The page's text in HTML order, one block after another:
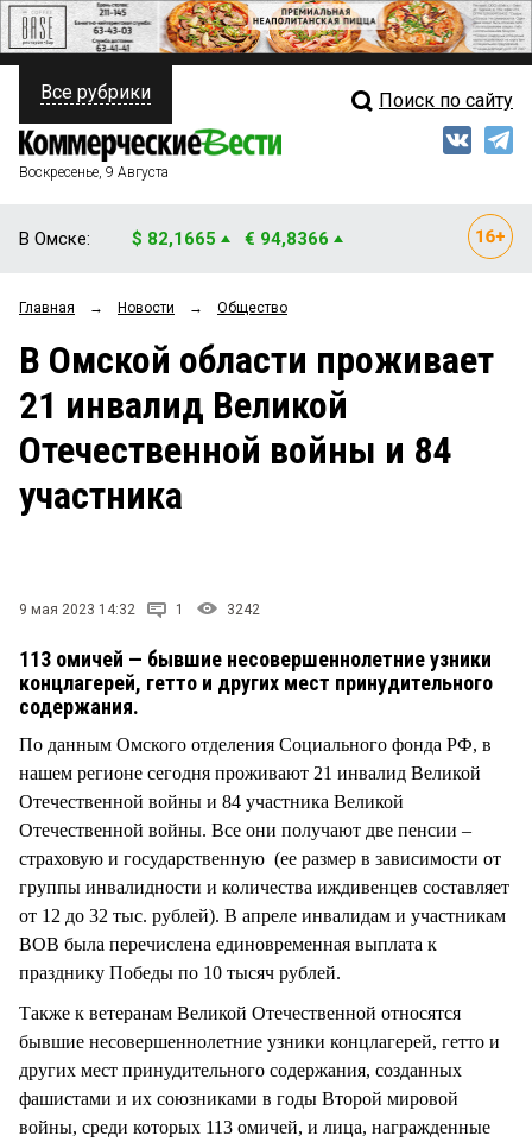
ПОЛИТИКА
ФИНАНСЫ
ОБЩЕСТВО
ЗАКОН
НОВОСТИ КОМПАНИЙ
Свежий выпуск
Рейтинги
Блоги
Архив
Все рубрики Поиск по сайту
Воскресенье, 9 Августа
В Омске: $ 82,1665 € 94,8366
Главная → Новости → Общество
В Омской области проживает
21 инвалид Великой
Отечественной войны и 84
участника
9 мая 2023 14:32 1 3242
113 омичей — бывшие несовершеннолетние узники
концлагерей, гетто и других мест принудительного
содержания.
По данным Омского отделения Социального фонда РФ, в
нашем регионе сегодня проживают 21 инвалид Великой
Отечественной войны и 84 участника Великой
Отечественной войны. Все они получают две пенсии –
страховую и государственную (ее размер в зависимости от
группы инвалидности и количества иждивенцев составляет
от 12 до 32 тыс. рублей). В апреле инвалидам и участникам
ВОВ была перечислена единовременная выплата к
празднику Победы по 10 тысяч рублей.
Также к ветеранам Великой Отечественной относятся
бывшие несовершеннолетние узники концлагерей, гетто и
других мест принудительного содержания, созданных
фашистами и их союзниками в годы Второй мировой
войны, среди которых 113 омичей, и лица, награжденные